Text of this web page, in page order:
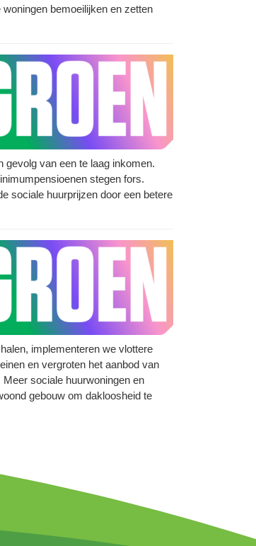
bemoeilijken en zetten
gevolg van een te laag inkomen.
stegen fors.
sociale huurprijzen door een betere
implementeren we vlottere
en vergroten het aanbod van
sociale huurwoningen en
gebouw om dakloosheid te